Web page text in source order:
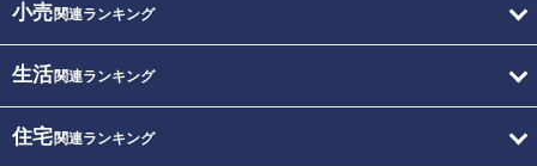
小売関連ランキング
生活関連ランキング
住宅関連ランキング